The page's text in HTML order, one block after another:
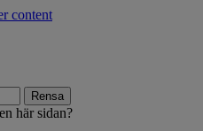
content
Rensa
här sidan?